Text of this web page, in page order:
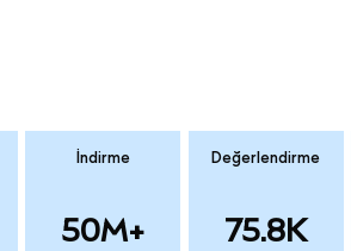
İndirme
50M+
Değerlendirme
75.8K